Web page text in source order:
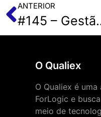
ANTERIOR
#145 –
O Qualiex
O Qualiex é
ForLogic e
meio de